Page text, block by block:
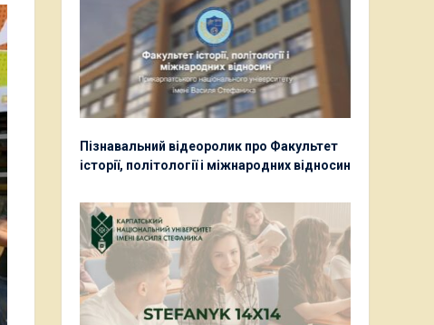
Пізнавальний відеоролик про Факультет
історії, політології і міжнародних відносин